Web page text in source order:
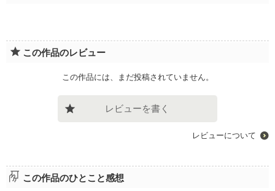
この作品のレビュー
この作品には、まだ投稿されていません。
レビューを書く
レビューについて
この作品のひとこと感想